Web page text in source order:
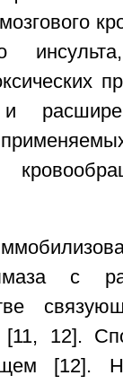
с
[11, 12].
[12].